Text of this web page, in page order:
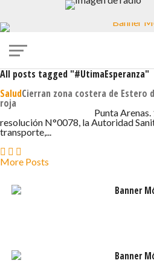
All posts tagged "#UtimaEsperanza"
SaludCierran zona costera de Estero
roja
19 DE ENERO DE 2026 - 5:26 Punta
resolución N°0078, la Autoridad
transporte,...
More Posts